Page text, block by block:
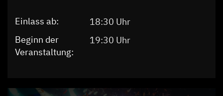
Einlass ab:
18:30 Uhr
Beginn der
Veranstaltung:
19:30 Uhr